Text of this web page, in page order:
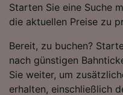
Starten Sie eine Suche
die aktuellen Preise zu
Bereit, zu buchen?
nach günstigen
Sie weiter, um
erhalten, einschließlich